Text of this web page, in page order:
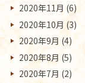
2020年11月 (6)
2020年10月 (3)
2020年9月 (4)
2020年8月 (5)
2020年7月 (2)